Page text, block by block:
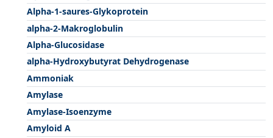
Alpha-1-saures-Glykoprotein
alpha-2-Makroglobulin
Alpha-Glucosidase
alpha-Hydroxybutyrat Dehydrogenase
Ammoniak
Amylase
Amylase-Isoenzyme
Amyloid A